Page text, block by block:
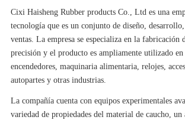
Cixi Haisheng Rubber products Co., Ltd es una
tecnología que es un conjunto de diseño,
ventas. La empresa se especializa en la fabricación
precisión y el producto es ampliamente utilizado en
encendedores, maquinaria alimentaria, relojes,
autopartes y otras industrias.
La compañía cuenta con equipos experimentales
variedad de propiedades del material de caucho,